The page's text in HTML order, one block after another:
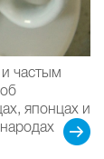
частым
японцах и